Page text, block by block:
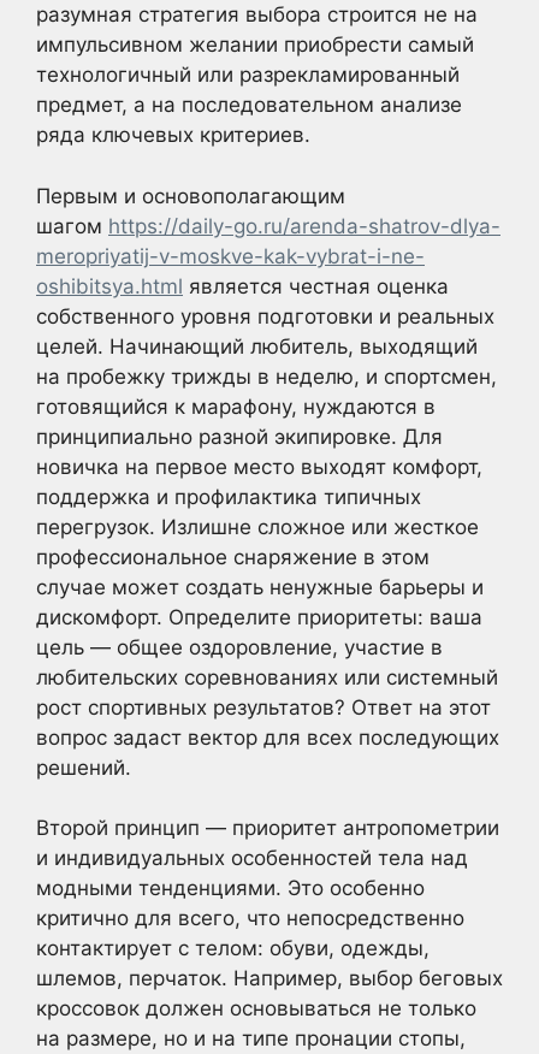
разумная стратегия выбора строится не на
импульсивном желании приобрести самый
технологичный или разрекламированный
предмет, а на последовательном анализе
ряда ключевых критериев.
Первым и основополагающим
шагом https://daily-go.ru/arenda-shatrov-dlya-
meropriyatij-v-moskve-kak-vybrat-i-ne-
oshibitsya.html является честная оценка
собственного уровня подготовки и реальных
целей. Начинающий любитель, выходящий
на пробежку трижды в неделю, и спортсмен,
готовящийся к марафону, нуждаются в
принципиально разной экипировке. Для
новичка на первое место выходят комфорт,
поддержка и профилактика типичных
перегрузок. Излишне сложное или жесткое
профессиональное снаряжение в этом
случае может создать ненужные барьеры и
дискомфорт. Определите приоритеты: ваша
цель — общее оздоровление, участие в
любительских соревнованиях или системный
рост спортивных результатов? Ответ на этот
вопрос задаст вектор для всех последующих
решений.
Второй принцип — приоритет антропометрии
и индивидуальных особенностей тела над
модными тенденциями. Это особенно
критично для всего, что непосредственно
контактирует с телом: обуви, одежды,
шлемов, перчаток. Например, выбор беговых
кроссовок должен основываться не только
на размере, но и на типе пронации стопы,